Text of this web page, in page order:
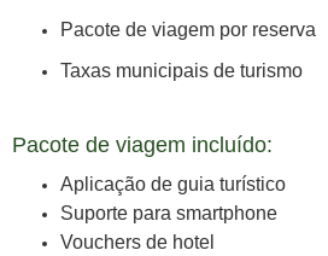
Pacote de viagem por reserva
Taxas municipais de turismo
Pacote de viagem incluído:
Aplicação de guia turístico
Suporte para smartphone
Vouchers de hotel